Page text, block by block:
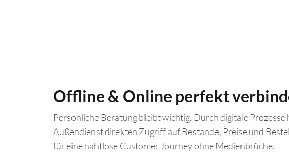
Offline & Online perfekt
Persönliche Beratung bleibt wichtig. Durch digitale Prozesse
Außendienst direkten Zugriff auf Bestände, Preise und
für eine nahtlose Customer Journey ohne Medienbrüche.